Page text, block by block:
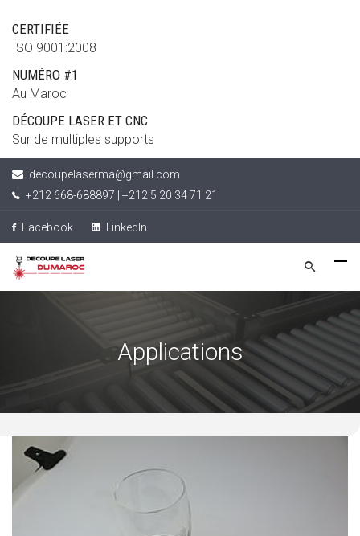
CERTIFIÉE
ISO 9001:2008
NUMÉRO #1
Au Maroc
DÉCOUPE LASER ET CNC
Sur de multiples supports
decoupelaserma@gmail.com
+212 668-688897 | +212 5 20 34 71 21
Facebook LinkedIn
Applications